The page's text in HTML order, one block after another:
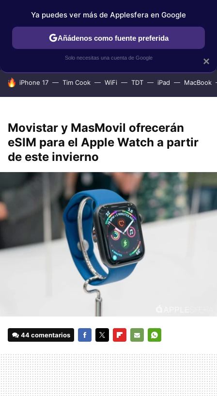
IPHONE TUTORIALES APPLESFERA SELECCIÓN
HOY SE HABLA DE
iPhone 17 Tim Cook WiFi TDT iPad MacBook
Movistar y MasMovil ofrecerán
eSIM para el Apple Watch a partir
de este invierno
44 comentarios
MAIL
×
Ya puedes ver más de Applesfera en Google
Añádenos como fuente preferida
Solo necesitas una cuenta de Google